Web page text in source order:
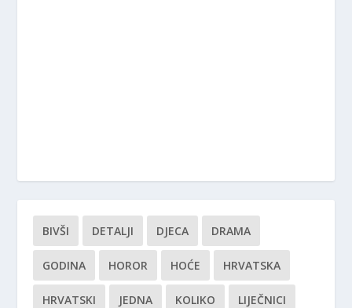
BIVŠI DETALJI DJECA DRAMA
GODINA HOROR HOĆE HRVATSKA
HRVATSKI JEDNA KOLIKO LIJEČNICI